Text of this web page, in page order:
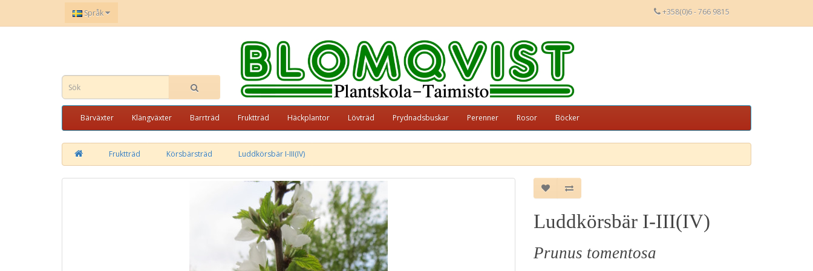
Språk +358(0)6 - 766 9815
Bärväxter Klängväxter Barrträd Fruktträd Häckplantor Lövträd Prydnadsbuskar Perenner Rosor Böcker
Fruktträd Körsbärsträd Luddkörsbär I-III(IV)
Luddkörsbär I-III(IV)
Prunus tomentosa